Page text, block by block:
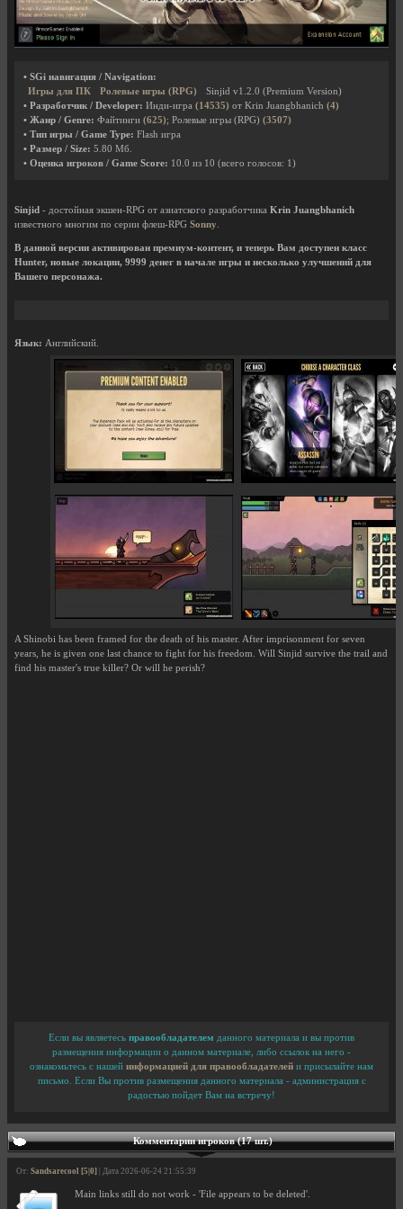
• SGi навигация / Navigation:
Игры для ПК
Ролевые игры (RPG)
Sinjid v1.2.0 (Premium Version)
• Разработчик / Developer: Инди-игра (14535) от Krin Juangbhanich (4)
• Жанр / Genre: Файтинги (625); Ролевые игры (RPG) (3507)
• Тип игры / Game Type: Flash игра
• Размер / Size: 5.80 Мб.
• Оценка игроков / Game Score: 10.0 из 10 (всего голосов: 1)
Sinjid - достойная экшен-RPG от азиатского разработчика Krin Juangbhanich
известного многим по серии флеш-RPG Sonny.
В данной версии активирован премиум-контент, и теперь Вам доступен класс
Hunter, новые локации, 9999 денег в начале игры и несколько улучшений для
Вашего персонажа.
Язык: Английский.
A Shinobi has been framed for the death of his master. After imprisonment for seven
years, he is given one last chance to fight for his freedom. Will Sinjid survive the trail and
find his master's true killer? Or will he perish?
Если вы являетесь правообладателем данного материала и вы против
размещения информации о данном материале, либо ссылок на него -
ознакомьтесь с нашей информацией для правообладателей и присылайте нам
письмо. Если Вы против размещения данного материала - администрация с
радостью пойдет Вам на встречу!
Комментарии игроков (17 шт.)
От: Sandsarecool [5|0] | Дата 2026-06-24 21:55:39
Main links still do not work - 'File appears to be deleted'.